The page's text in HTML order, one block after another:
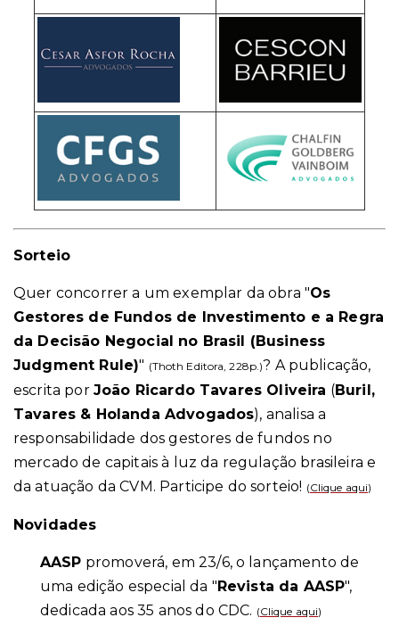
Sorteio
Quer concorrer a um exemplar da obra "Os
Gestores de Fundos de Investimento e a Regra
da Decisão Negocial no Brasil (Business
Judgment Rule)" (Thoth Editora, 228p.)? A publicação,
escrita por João Ricardo Tavares Oliveira (Buril,
Tavares & Holanda Advogados), analisa a
responsabilidade dos gestores de fundos no
mercado de capitais à luz da regulação brasileira e
da atuação da CVM. Participe do sorteio! (Clique aqui)
Novidades
AASP promoverá, em 23/6, o lançamento de
uma edição especial da "Revista da AASP",
dedicada aos 35 anos do CDC. (Clique aqui)